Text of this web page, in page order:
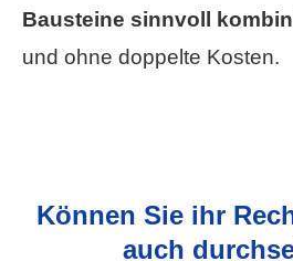
Bausteine sinnvoll
und ohne doppelte Kosten.
Können Sie ihr
auch